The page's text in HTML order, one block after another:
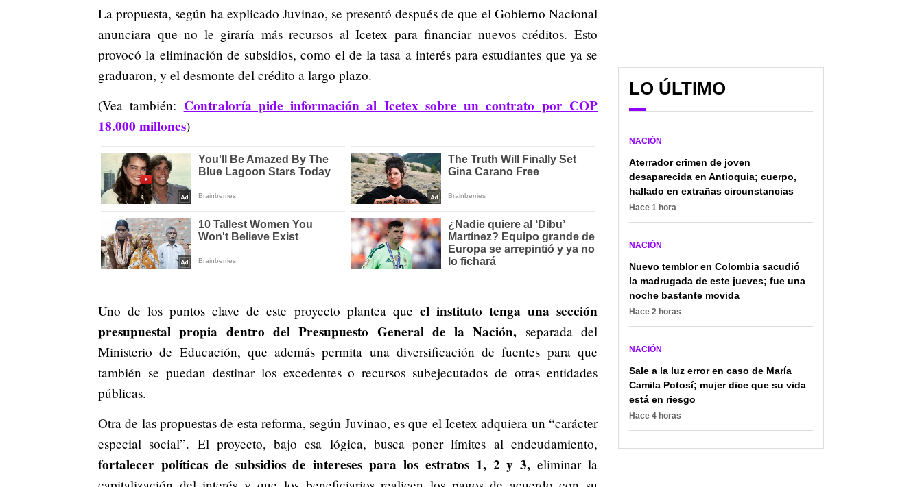
La propuesta, según ha explicado Juvinao, se presentó después de que el Gobierno Nacional
anunciara que no le giraría más recursos al Icetex para financiar nuevos créditos. Esto
provocó la eliminación de subsidios, como el de la tasa a interés para estudiantes que ya se
graduaron, y el desmonte del crédito a largo plazo.
(Vea también: Contraloría pide información al Icetex sobre un contrato por COP
18.000 millones)
Uno de los puntos clave de este proyecto plantea que el instituto tenga una sección
presupuestal propia dentro del Presupuesto General de la Nación, separada del
Ministerio de Educación, que además permita una diversificación de fuentes para que
también se puedan destinar los excedentes o recursos subejecutados de otras entidades
públicas.
Otra de las propuestas de esta reforma, según Juvinao, es que el Icetex adquiera un “carácter
especial social”. El proyecto, bajo esa lógica, busca poner límites al endeudamiento,
fortalecer políticas de subsidios de intereses para los estratos 1, 2 y 3, eliminar la
LO ÚLTIMO
NACIÓN
Aterrador crimen de joven
desaparecida en Antioquia; cuerpo,
hallado en extrañas circunstancias
Hace 1 hora
NACIÓN
Nuevo temblor en Colombia sacudió
la madrugada de este jueves; fue una
noche bastante movida
Hace 2 horas
NACIÓN
Sale a la luz error en caso de María
Camila Potosí; mujer dice que su vida
está en riesgo
Hace 4 horas